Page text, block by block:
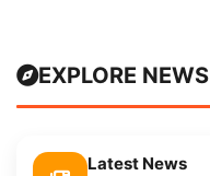
EXPLORE NEWS
Latest News